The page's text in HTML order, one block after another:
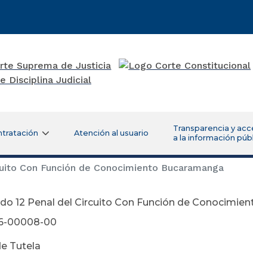
Atención al usuario
Transparencia y
a la información
Con Función de Conocimiento Bucaramanga
12 Penal del Circuito Con Función de
00008-00
Tutela